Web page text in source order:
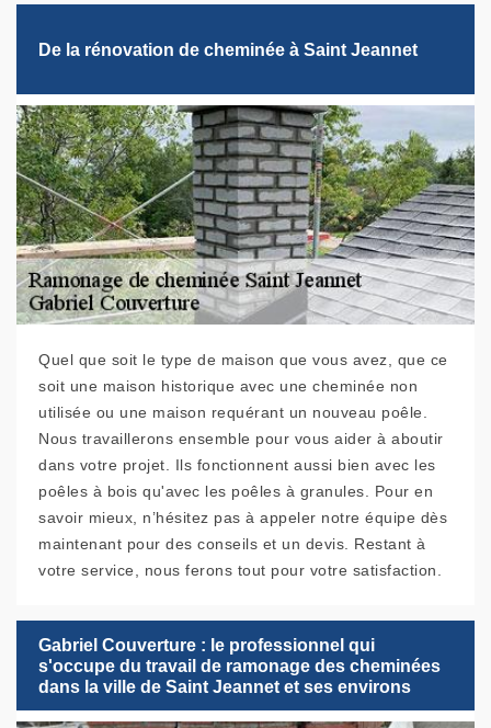
De la rénovation de cheminée à Saint Jeannet
Quel que soit le type de maison que vous avez, que ce
soit une maison historique avec une cheminée non
utilisée ou une maison requérant un nouveau poêle.
Nous travaillerons ensemble pour vous aider à aboutir
dans votre projet. Ils fonctionnent aussi bien avec les
poêles à bois qu'avec les poêles à granules. Pour en
savoir mieux, n’hésitez pas à appeler notre équipe dès
maintenant pour des conseils et un devis. Restant à
votre service, nous ferons tout pour votre satisfaction.
Gabriel Couverture : le professionnel qui
s'occupe du travail de ramonage des cheminées
dans la ville de Saint Jeannet et ses environs